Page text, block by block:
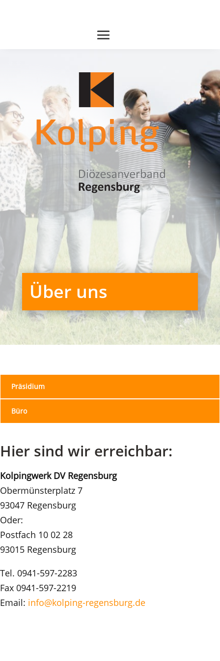
Über uns
Präsidium
Büro
Hier sind wir erreichbar:
Kolpingwerk DV Regensburg
Obermünsterplatz 7
93047 Regensburg
Oder:
Postfach 10 02 28
93015 Regensburg
Tel. 0941-597-2283
Fax 0941-597-2219
Email: info@kolping-regensburg.de